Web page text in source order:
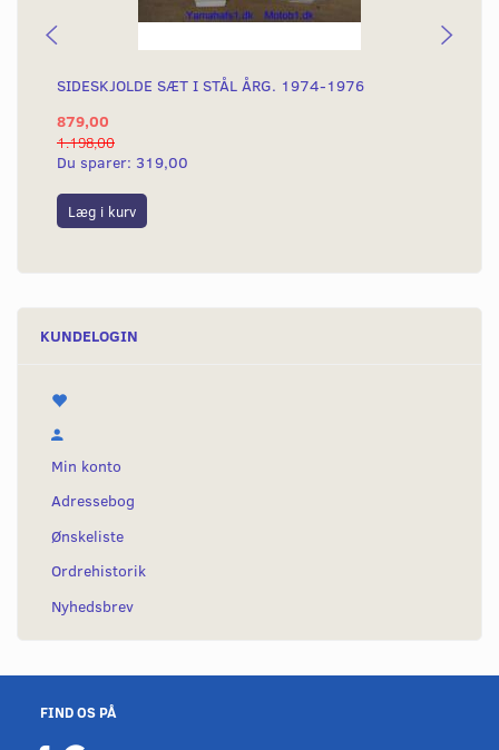
SIDESKJOLDE SÆT I STÅL ÅRG. 1974-1976
879,00
1.198,00
Du sparer: 319,00
Læg i kurv
KUNDELOGIN
Min konto
Adressebog
Ønskeliste
Ordrehistorik
Nyhedsbrev
FIND OS PÅ